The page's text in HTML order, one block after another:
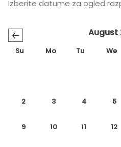
Izberite datume za ogled
← August
Su Mo Tu We
2 3 4 5
9 10 11 12